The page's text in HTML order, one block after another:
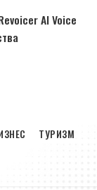
AI Voice
ТУРИЗМ